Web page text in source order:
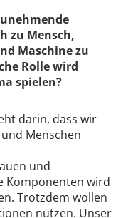
zu Mensch,
Maschine zu
Rolle wird
spielen?
darin, dass wir
Menschen
und
Komponenten wird
Trotzdem wollen
nutzen. Unser